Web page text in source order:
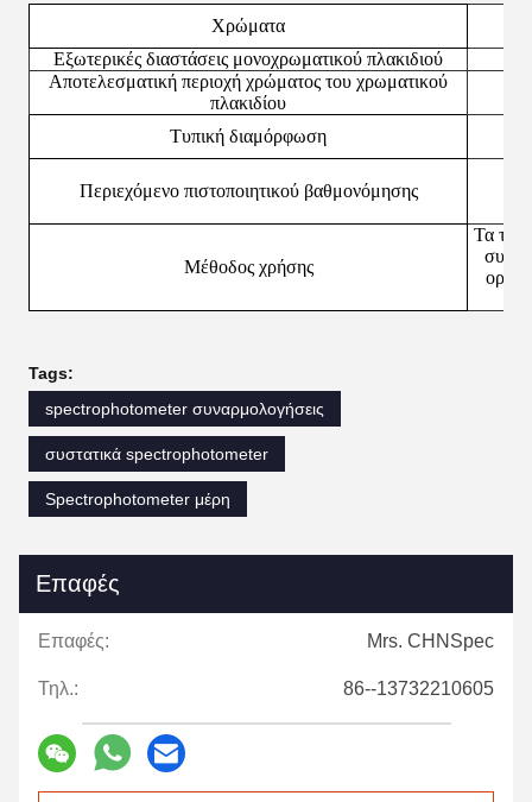
Χρώματα
Εξωτερικές διαστάσεις μονοχρωματικού πλακιδιού
Αποτελεσματική περιοχή χρώματος του χρωματικού
πλακιδίου
Τυπική διαμόρφωση
Περιεχόμενο πιστοποιητικού βαθμονόμησης
Μέθοδος χρήσης
Τα
Tags:
spectrophotometer συναρμολογήσεις
συστατικά spectrophotometer
Spectrophotometer μέρη
Επαφές
Επαφές: Mrs. CHNSpec
Τηλ.: 86--13732210605